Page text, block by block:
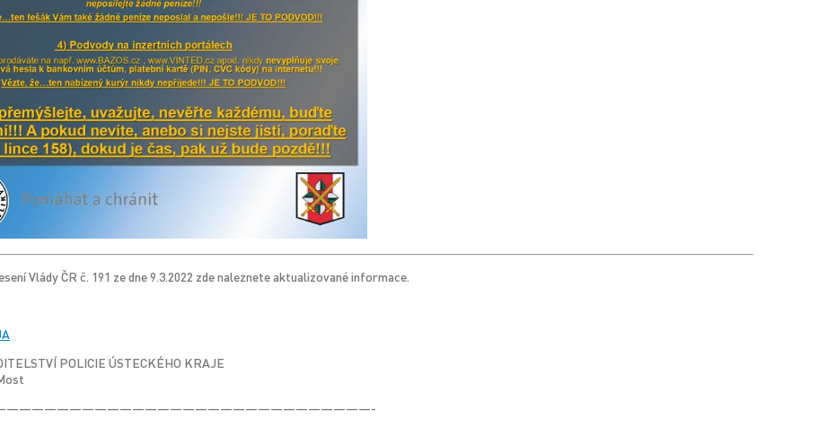
Vlády ČR č. 191 ze dne 9.3.2022 zde naleznete aktualizované informace.
POLICIE ÚSTECKÉHO KRAJE